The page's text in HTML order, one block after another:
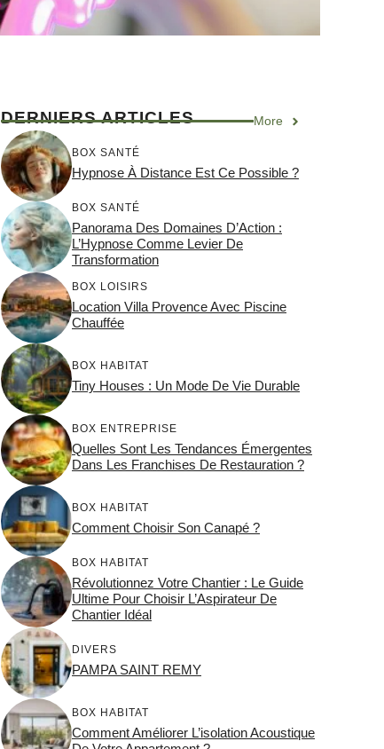
DERNIERS ARTICLES More
BOX SANTÉ
Hypnose À Distance Est Ce Possible ?
BOX SANTÉ
Panorama Des Domaines D’Action :
L’Hypnose Comme Levier De
Transformation
BOX LOISIRS
Location Villa Provence Avec Piscine
Chauffée
BOX HABITAT
Tiny Houses : Un Mode De Vie Durable
BOX ENTREPRISE
Quelles Sont Les Tendances Émergentes
Dans Les Franchises De Restauration ?
BOX HABITAT
Comment Choisir Son Canapé ?
BOX HABITAT
Révolutionnez Votre Chantier : Le Guide
Ultime Pour Choisir L’Aspirateur De
Chantier Idéal
DIVERS
PAMPA SAINT REMY
BOX HABITAT
Comment Améliorer L’isolation Acoustique